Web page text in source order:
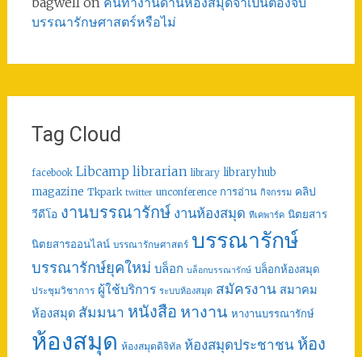
บรรณารักษศาสตร์หรือไม่
Tag Cloud
facebook Libcamp librarian library libraryhub
magazine Tkpark twitter unconference การอ่าน กิจกรรม คลิป
วีดีโอ งานบรรณารักษ์ งานห้องสมุด ทีเคพาร์ค นิตยสาร
นิตยสารออนไลน์ บรรณารักษศาสตร์ บรรณารักษ์
บรรณารักษ์ยุคใหม่ บล็อก บล็อกบรรณารักษ์ บล็อกห้องสมุด
ประชุมวิชาการ ผู้ใช้บริการ ระบบห้องสมุด สมัครงาน สมาคม
ห้องสมุด สัมมนา หนังสือ หางาน หางานบรรณารักษ์
ห้องสมุด ห้องสมุดดิจิทัล ห้องสมุดประชาชน ห้อง